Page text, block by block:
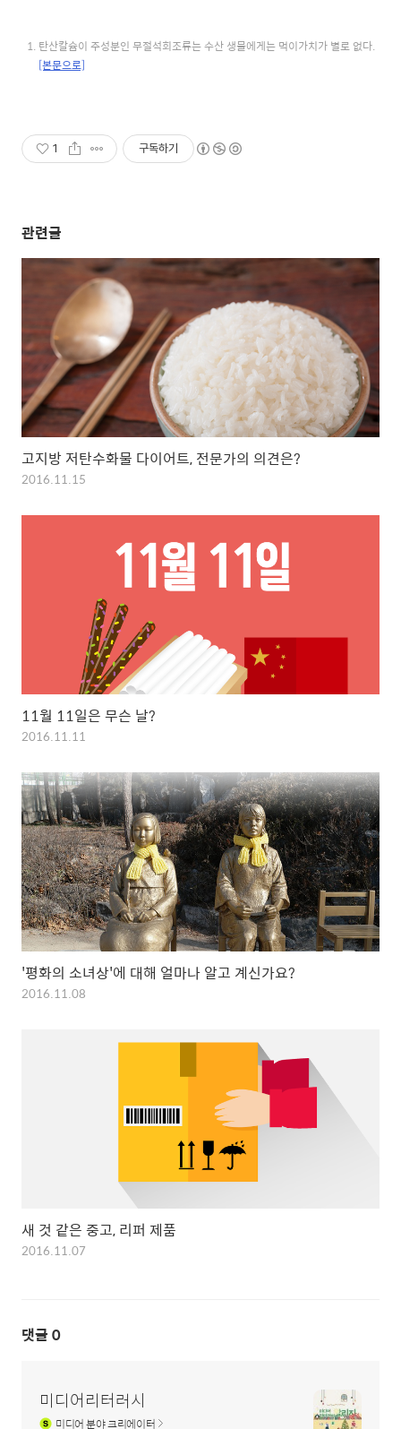
탄산칼슘이 주성분인 무절석회조류는 수산 생물에게는 먹이가치가 별로 없다.
[본문으로]
1 구독하기
관련글
고지방 저탄수화물 다이어트, 전문가의 의견은?
2016.11.15
11월 11일은 무슨 날?
2016.11.11
'평화의 소녀상'에 대해 얼마나 알고 계신가요?
2016.11.08
새 것 같은 중고, 리퍼 제품
2016.11.07
댓글 0
미디어리터러시
미디어분야 크리에이터